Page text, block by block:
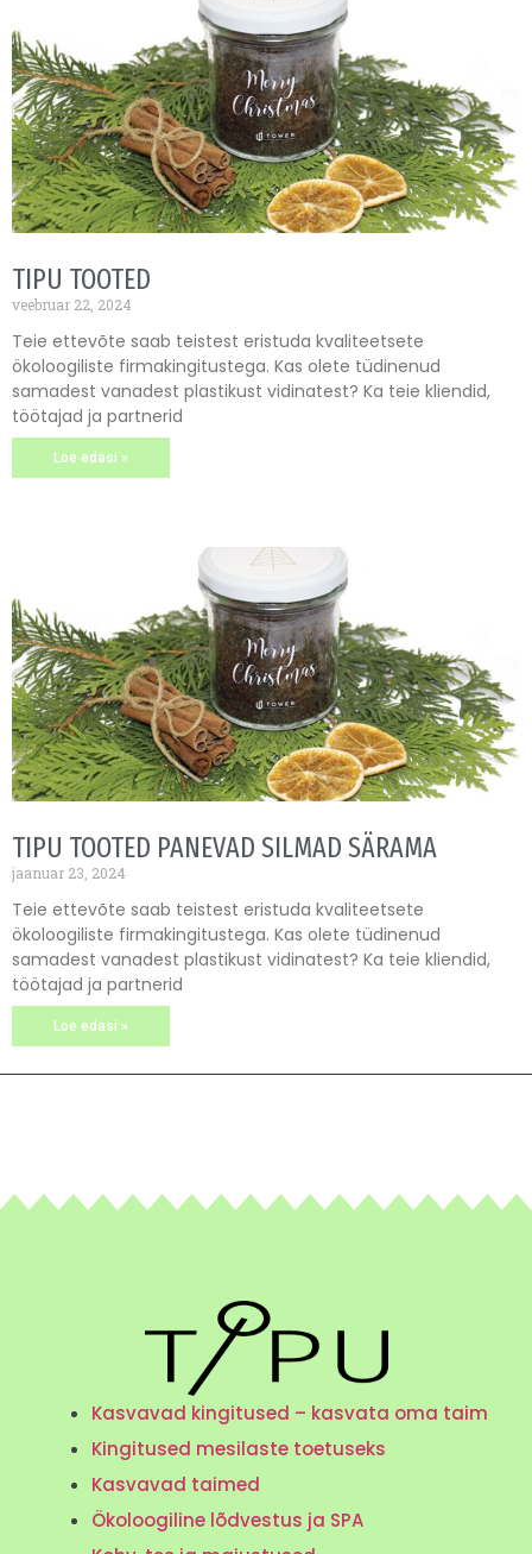
TIPU TOOTED
veebruar 22, 2024
Teie ettevõte saab teistest eristuda kvaliteetsete
ökoloogiliste firmakingitustega. Kas olete tüdinenud
samadest vanadest plastikust vidinatest? Ka teie kliendid,
töötajad ja partnerid
Loe edasi »
TIPU TOOTED PANEVAD SILMAD SÄRAMA
jaanuar 23, 2024
Teie ettevõte saab teistest eristuda kvaliteetsete
ökoloogiliste firmakingitustega. Kas olete tüdinenud
samadest vanadest plastikust vidinatest? Ka teie kliendid,
töötajad ja partnerid
Loe edasi »
Kasvavad kingitused – kasvata oma taim
Kingitused mesilaste toetuseks
Kasvavad taimed
Ökoloogiline lõdvestus ja SPA